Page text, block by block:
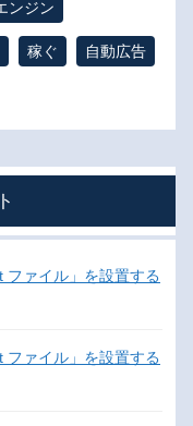
ンジン
稼ぐ 自動広告
ァイル」を設置する
ァイル」を設置する